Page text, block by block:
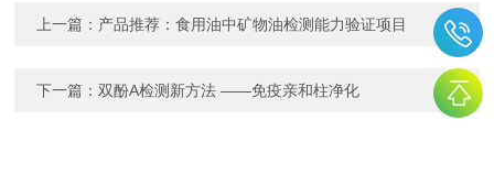
上一篇： 产品推荐：食用油中矿物油检测能力验证项目
下一篇：双酚A检测新方法 ——免疫亲和柱净化